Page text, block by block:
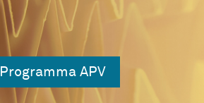
Programma APV